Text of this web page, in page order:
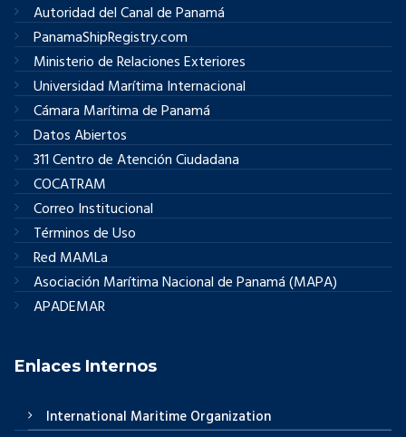
Autoridad del Canal de Panamá
PanamaShipRegistry.com
Ministerio de Relaciones Exteriores
Universidad Marítima Internacional
Cámara Marítima de Panamá
Datos Abiertos
311 Centro de Atención Ciudadana
COCATRAM
Correo Institucional
Términos de Uso
Red MAMLa
Asociación Marítima Nacional de Panamá (MAPA)
APADEMAR
Enlaces Internos
International Maritime Organization